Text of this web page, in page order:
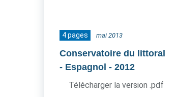
4 pages mai 2013
Conservatoire du littoral
- Espagnol - 2012
Télécharger la version .pdf